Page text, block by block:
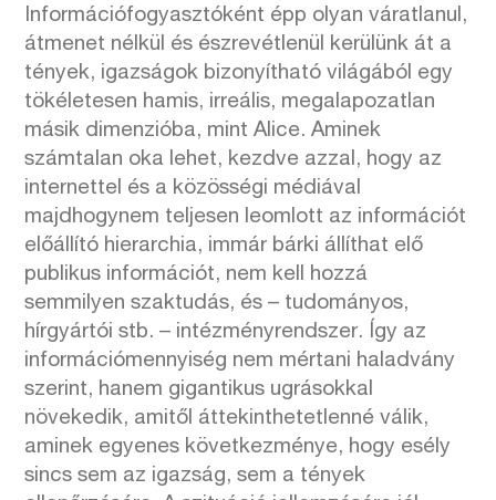
Információfogyasztóként épp olyan váratlanul,
átmenet nélkül és észrevétlenül kerülünk át a
tények, igazságok bizonyítható világából egy
tökéletesen hamis, irreális, megalapozatlan
másik dimenzióba, mint Alice. Aminek
számtalan oka lehet, kezdve azzal, hogy az
internettel és a közösségi médiával
majdhogynem teljesen leomlott az információt
előállító hierarchia, immár bárki állíthat elő
publikus információt, nem kell hozzá
semmilyen szaktudás, és – tudományos,
hírgyártói stb. – intézményrendszer. Így az
információmennyiség nem mértani haladvány
szerint, hanem gigantikus ugrásokkal
növekedik, amitől áttekinthetetlenné válik,
aminek egyenes következménye, hogy esély
sincs sem az igazság, sem a tények